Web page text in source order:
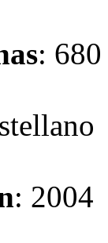
:
: 2004